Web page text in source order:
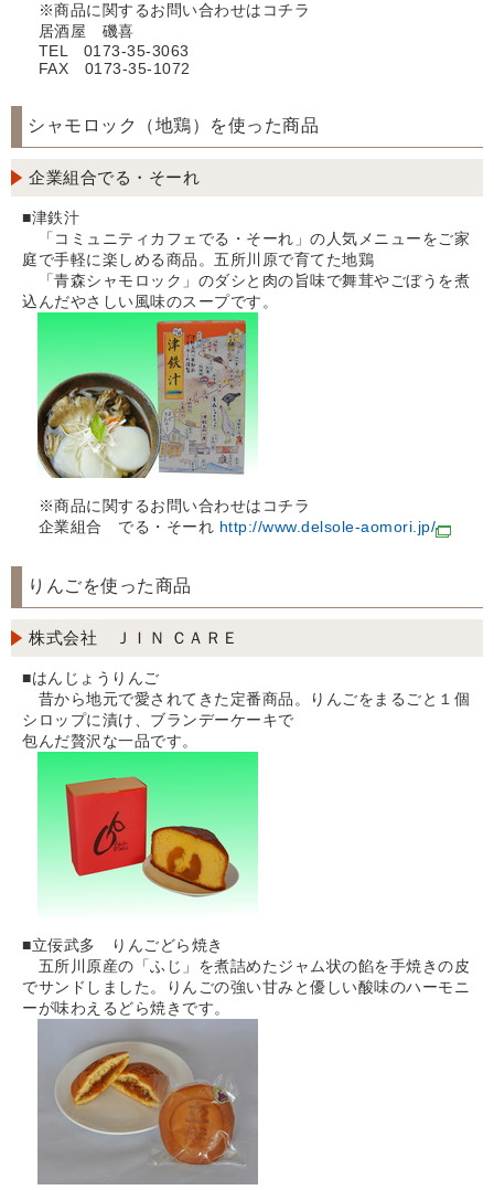
※商品に関するお問い合わせはコチラ
居酒屋 磯喜
TEL 0173-35-3063
FAX 0173-35-1072
シャモロック（地鶏）を使った商品
企業組合でる・そーれ
■津鉄汁
「コミュニティカフェでる・そーれ」の人気メニューをご家
庭で手軽に楽しめる商品。五所川原で育てた地鶏
「青森シャモロック」のダシと肉の旨味で舞茸やごぼうを煮
込んだやさしい風味のスープです。
※商品に関するお問い合わせはコチラ
企業組合 でる・そーれ http://www.delsole-aomori.jp/
りんごを使った商品
株式会社 ＪＩＮ ＣＡＲＥ
■はんじょうりんご
昔から地元で愛されてきた定番商品。りんごをまるごと１個
シロップに漬け、ブランデーケーキで
包んだ贅沢な一品です。
■立佞武多 りんごどら焼き
五所川原産の「ふじ」を煮詰めたジャム状の餡を手焼きの皮
でサンドしました。りんごの強い甘みと優しい酸味のハーモニ
ーが味わえるどら焼きです。